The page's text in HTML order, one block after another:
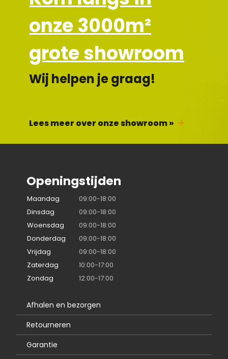
onze 3000m²
grote showroom
Wij helpen je graag!
Lees meer over onze showroom »
Openingstijden
Maandag
09:00-18:00
Dinsdag
09:00-18:00
Woensdag
09:00-18:00
Donderdag
09:00-18:00
Vrijdag
09:00-18:00
Zaterdag
10:00-17:00
Zondag
12:00-17:00
Afhalen en bezorgen
Retourneren
Garantie